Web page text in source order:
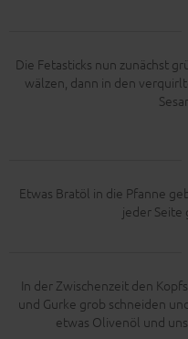
Die Fetasticks nun zunächst
wälzen, dann in den
Etwas Bratöl in die Pfanne
jeder Seite
In der Zwischenzeit den
und Gurke grob schneiden
etwas Olivenöl und